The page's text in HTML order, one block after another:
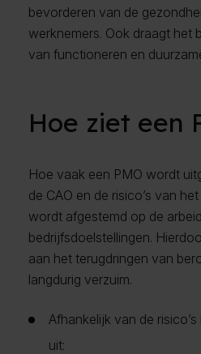
bevorderen van de
werknemers. Ook draagt het
van functioneren en
Hoe ziet een
Hoe vaak een PMO wordt
de CAO en de risico’s van
wordt afgestemd op de
bedrijfsdoelstellingen.
aan het terugdringen van
langdurig verzuim.
Afhankelijk van de
uit: